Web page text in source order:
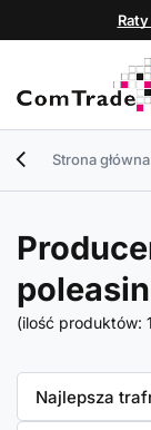
Strona główna
(ilość produktów:
Zmień
Najlepsza